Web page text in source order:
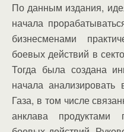
По данным издания,
начала
бизнесменами
боевых действий в
Тогда была создана
начала анализировать
Газа, в том числе
анклава продуктами